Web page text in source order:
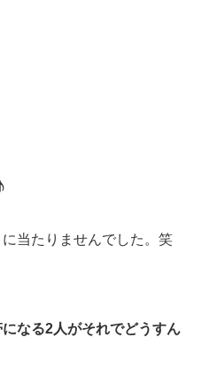
当たりませんでした。笑
なる2人がそれでどうすん